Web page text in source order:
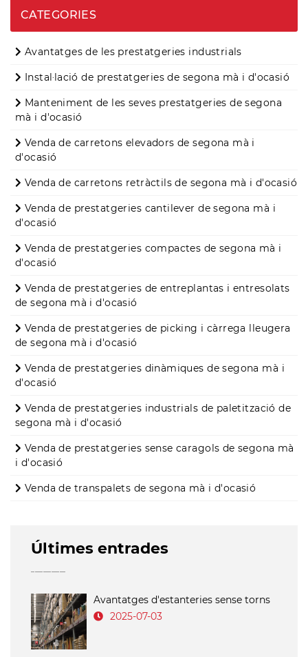
CATEGORIES
Avantatges de les prestatgeries industrials
Instal·lació de prestatgeries de segona mà i d'ocasió
Manteniment de les seves prestatgeries de segona
mà i d'ocasió
Venda de carretons elevadors de segona mà i
d'ocasió
Venda de carretons retràctils de segona mà i d'ocasió
Venda de prestatgeries cantilever de segona mà i
d'ocasió
Venda de prestatgeries compactes de segona mà i
d'ocasió
Venda de prestatgeries de entreplantas i entresolats
de segona mà i d'ocasió
Venda de prestatgeries de picking i càrrega lleugera
de segona mà i d'ocasió
Venda de prestatgeries dinàmiques de segona mà i
d'ocasió
Venda de prestatgeries industrials de paletització de
segona mà i d'ocasió
Venda de prestatgeries sense caragols de segona mà
i d'ocasió
Venda de transpalets de segona mà i d'ocasió
Últimes entrades
Avantatges d'estanteries sense torns
2025-07-03